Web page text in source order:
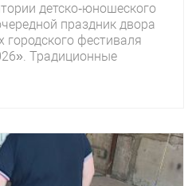
детско‑юношеского
праздник двора
фестиваля
Традиционные